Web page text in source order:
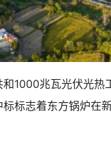
1000兆瓦光伏光
标志着东方锅炉在